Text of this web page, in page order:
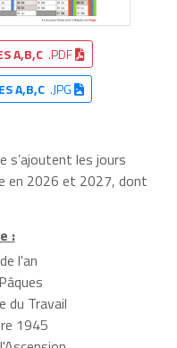
A,B,C .PDF
A,B,C.JPG
s’ajoutent les jours
en 2026 et 2027, dont
:
l'an
du Travail
1945